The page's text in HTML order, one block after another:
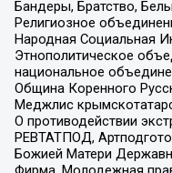
Бандеры, Братство,
Религиозное
Народная Социальная
Этнополитическое
национальное
Община Коренного
Меджлис
О противодействии
РЕВТАТПОД,
Божией Матери